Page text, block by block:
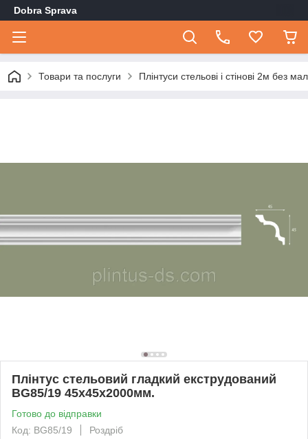
Dobra Sprava
Товари та послуги Плінтуси стельові і стінові 2м без
Плінтус стельовий гладкий екструдований
BG85/19 45х45х2000мм.
Готово до відправки
Код: BG85/19
Роздріб